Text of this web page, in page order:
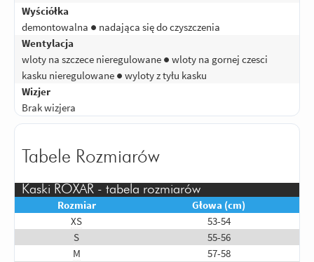
Wyściółka
demontowalna ● nadająca się do czyszczenia
Wentylacja
wloty na szczece nieregulowane ● wloty na gornej czesci
kasku nieregulowane ● wyloty z tyłu kasku
Wizjer
Brak wizjera
Tabele Rozmiarów
Kaski ROXAR - tabela rozmiarów
Rozmiar
Głowa (cm)
XS
53-54
S
55-56
M
57-58